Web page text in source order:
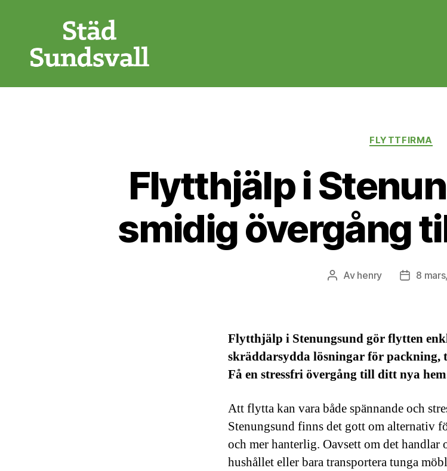
Städ
Sundsvall
Kategorier
FLYTTFIRMA
Flytthjälp i
smidig övergång
Inläggsförfattare
Av henry 8
Flytthjälp i Stenungsund gör flytten
skräddarsydda lösningar för packning,
Få en stressfri övergång till ditt nya
Att flytta kan vara både spännande och
Stenungsund finns det gott om alternativ
och mer hanterlig. Oavsett om det handlar
hushållet eller bara transportera tunga